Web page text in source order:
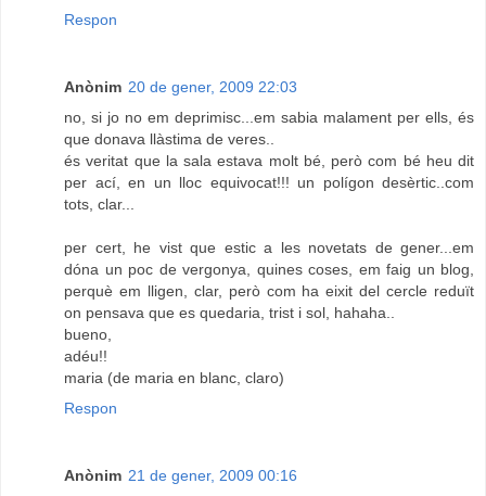
Respon
Anònim 20 de gener, 2009 22:03
no, si jo no em deprimisc...em sabia malament per ells, és
que donava llàstima de veres..
és veritat que la sala estava molt bé, però com bé heu dit
per ací, en un lloc equivocat!!! un polígon desèrtic..com
tots, clar...
per cert, he vist que estic a les novetats de gener...em
dóna un poc de vergonya, quines coses, em faig un blog,
perquè em lligen, clar, però com ha eixit del cercle reduït
on pensava que es quedaria, trist i sol, hahaha..
bueno,
adéu!!
maria (de maria en blanc, claro)
Respon
Anònim 21 de gener, 2009 00:16